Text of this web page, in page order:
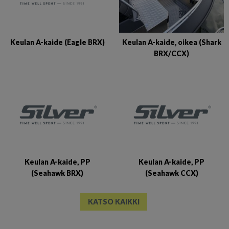
Keulan A-kaide (Eagle BRX)
Keulan A-kaide, oikea (Shark
BRX/CCX)
Keulan A-kaide, PP
(Seahawk BRX)
Keulan A-kaide, PP
(Seahawk CCX)
KATSO KAIKKI